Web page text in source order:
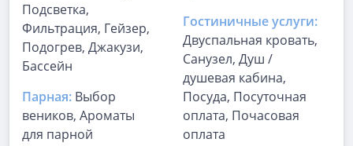
Подсветка,
Фильтрация, Гейзер,
Подогрев, Джакузи,
Бассейн
Парная: Выбор
веников, Ароматы
для парной
Гостиничные услуги:
Двуспальная кровать,
Санузел, Душ /
душевая кабина,
Посуда, Посуточная
оплата, Почасовая
оплата